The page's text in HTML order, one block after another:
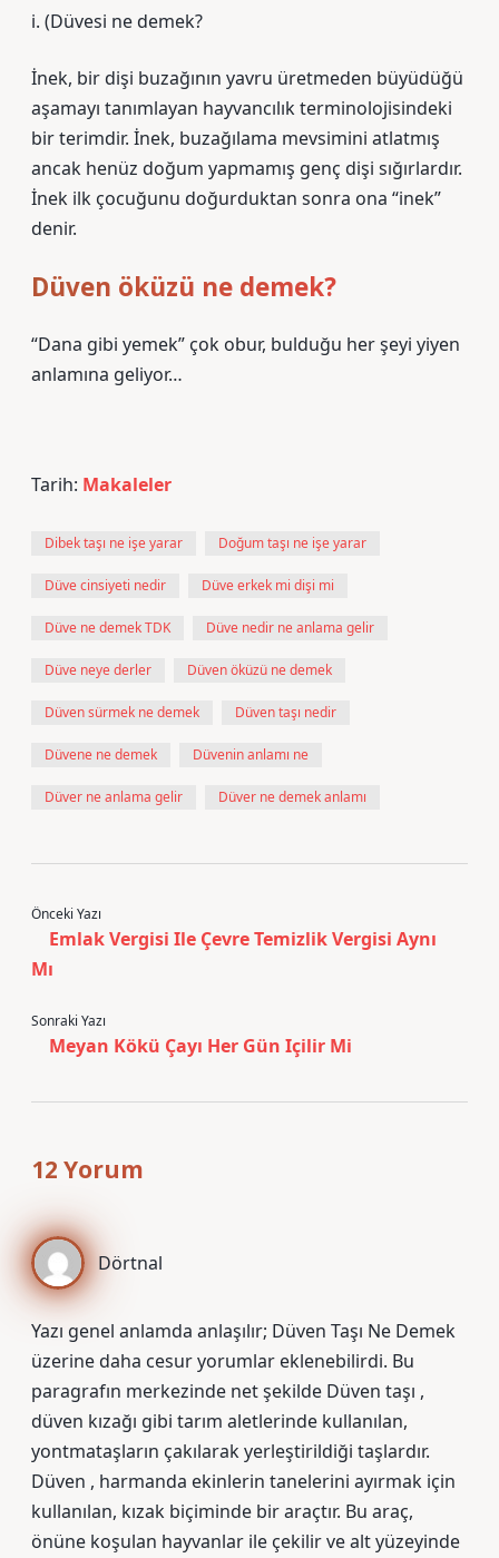
i. (Düvesi ne demek?
İnek, bir dişi buzağının yavru üretmeden büyüdüğü
aşamayı tanımlayan hayvancılık terminolojisindeki
bir terimdir. İnek, buzağılama mevsimini atlatmış
ancak henüz doğum yapmamış genç dişi sığırlardır.
İnek ilk çocuğunu doğurduktan sonra ona “inek”
denir.
Düven öküzü ne demek?
“Dana gibi yemek” çok obur, bulduğu her şeyi yiyen
anlamına geliyor…
Tarih: Makaleler
Dibek taşı ne işe yarar Doğum taşı ne işe yarar
Düve cinsiyeti nedir Düve erkek mi dişi mi
Düve ne demek TDK Düve nedir ne anlama gelir
Düve neye derler Düven öküzü ne demek
Düven sürmek ne demek Düven taşı nedir
Düvene ne demek Düvenin anlamı ne
Düver ne anlama gelir Düver ne demek anlamı
Önceki Yazı
Emlak Vergisi Ile Çevre Temizlik Vergisi Aynı
Mı
Sonraki Yazı
Meyan Kökü Çayı Her Gün Içilir Mi
12 Yorum
Dörtnal
Yazı genel anlamda anlaşılır; Düven Taşı Ne Demek
üzerine daha cesur yorumlar eklenebilirdi. Bu
paragrafın merkezinde net şekilde Düven taşı ,
düven kızağı gibi tarım aletlerinde kullanılan,
yontmataşların çakılarak yerleştirildiği taşlardır.
Düven , harmanda ekinlerin tanelerini ayırmak için
kullanılan, kızak biçiminde bir araçtır. Bu araç,
önüne koşulan hayvanlar ile çekilir ve alt yüzeyinde